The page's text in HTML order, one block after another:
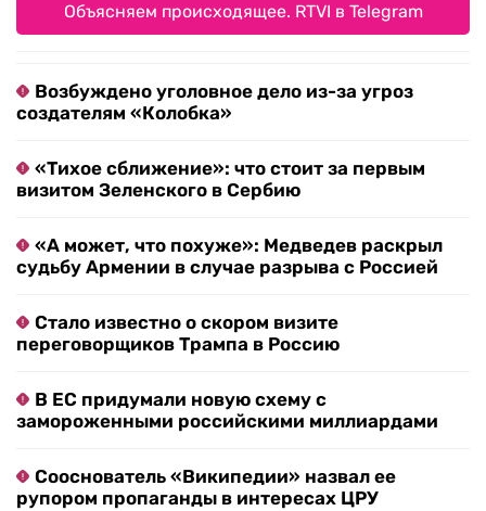
Объясняем происходящее. RTVI в Telegram
Возбуждено уголовное дело из-за угроз
создателям «Колобка»
«Тихое сближение»: что стоит за первым
визитом Зеленского в Сербию
«А может, что похуже»: Медведев раскрыл
судьбу Армении в случае разрыва с Россией
Стало известно о скором визите
переговорщиков Трампа в Россию
В ЕС придумали новую схему с
замороженными российскими миллиардами
Сооснователь «Википедии» назвал ее
рупором пропаганды в интересах ЦРУ